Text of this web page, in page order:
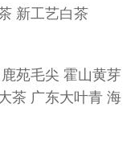
新工艺白茶
苑毛尖 霍山黄芽
广东大叶青 海